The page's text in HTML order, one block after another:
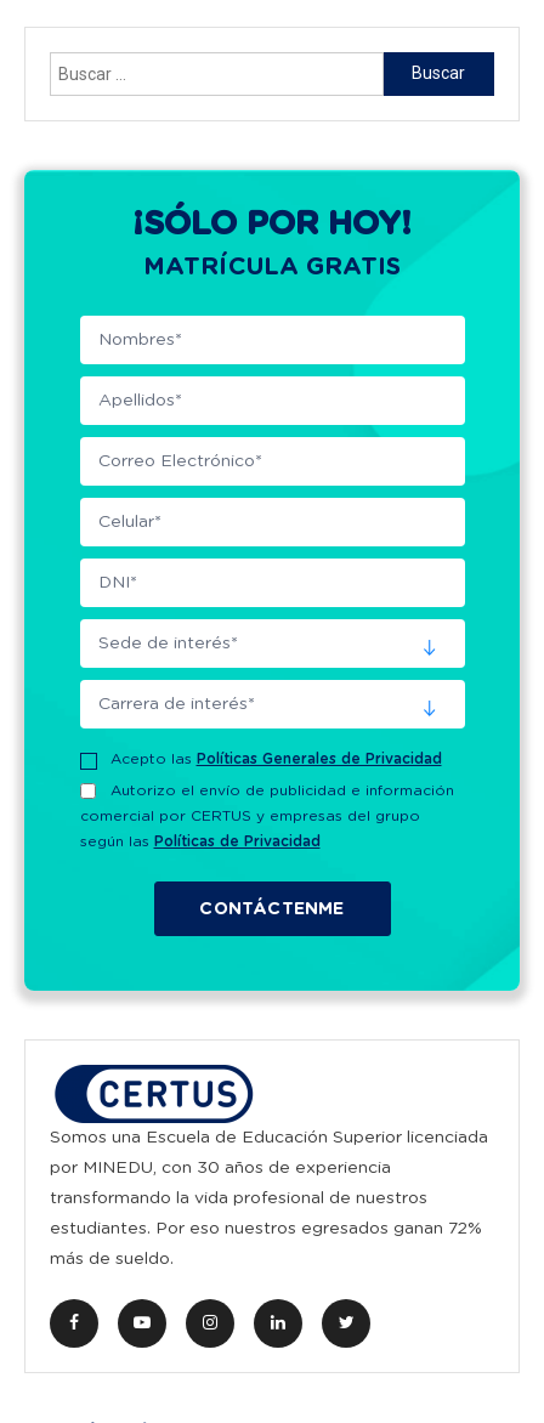
Buscar:
¡SÓLO POR HOY!
MATRÍCULA GRATIS
Acepto las Políticas Generales de Privacidad
Autorizo el envío de publicidad e información
comercial por CERTUS y empresas del grupo
según las Políticas de Privacidad
Somos una Escuela de Educación Superior licenciada
por MINEDU, con 30 años de experiencia
transformando la vida profesional de nuestros
estudiantes. Por eso nuestros egresados ganan 72%
más de sueldo.